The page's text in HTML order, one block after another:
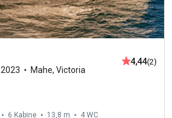
2023 Mahe, Victoria
4,44(2)
6 Kabine 13,8 m 4 WC